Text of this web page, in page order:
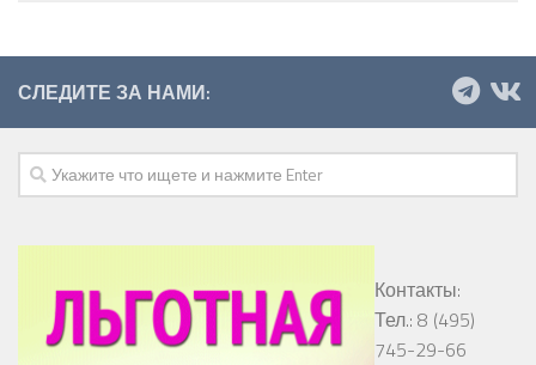
СЛЕДИТЕ ЗА НАМИ:
Контакты:
Тел.: 8 (495)
745-29-66